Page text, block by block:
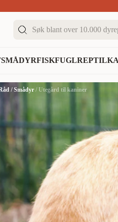
SMÅDYRFISKFUGLREPTIL
/Smådyr /Utegård til kaniner